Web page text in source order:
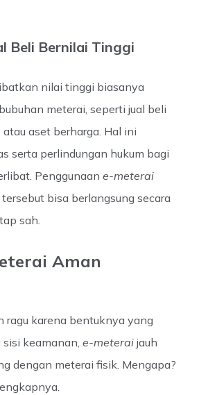
Beli Bernilai Tinggi
nilai tinggi biasanya
meterai, seperti jual beli
aset berharga. Hal ini
serta perlindungan hukum bagi
Penggunaan e-meterai
bisa berlangsung secara
sah.
Aman
ragu karena bentuknya yang
keamanan, e-meterai jauh
dengan meterai fisik. Mengapa?